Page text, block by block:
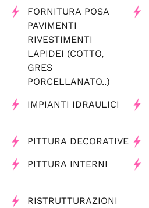
FORNITURA POSA
PAVIMENTI
RIVESTIMENTI
LAPIDEI (COTTO,
GRES
PORCELLANATO..)
IMPIANTI IDRAULICI
PITTURA DECORATIVE
PITTURA INTERNI
RISTRUTTURAZIONI